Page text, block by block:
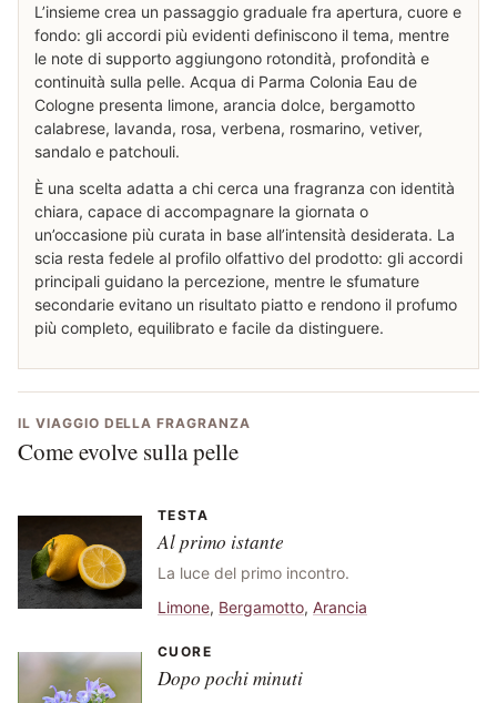
L’insieme crea un passaggio graduale fra apertura, cuore e
fondo: gli accordi più evidenti definiscono il tema, mentre
le note di supporto aggiungono rotondità, profondità e
continuità sulla pelle. Acqua di Parma Colonia Eau de
Cologne presenta limone, arancia dolce, bergamotto
calabrese, lavanda, rosa, verbena, rosmarino, vetiver,
sandalo e patchouli.
È una scelta adatta a chi cerca una fragranza con identità
chiara, capace di accompagnare la giornata o
un’occasione più curata in base all’intensità desiderata. La
scia resta fedele al profilo olfattivo del prodotto: gli accordi
principali guidano la percezione, mentre le sfumature
secondarie evitano un risultato piatto e rendono il profumo
più completo, equilibrato e facile da distinguere.
IL VIAGGIO DELLA FRAGRANZA
Come evolve sulla pelle
TESTA
Al primo istante
La luce del primo incontro.
Limone, Bergamotto, Arancia
CUORE
Dopo pochi minuti